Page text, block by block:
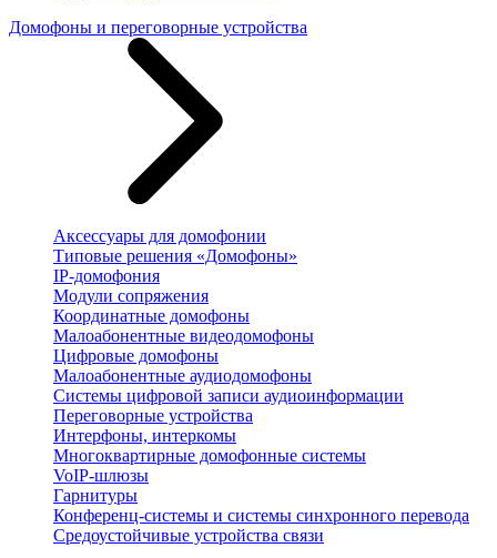
Домофоны и переговорные устройства
Аксессуары для домофонии
Типовые решения «Домофоны»
IP-домофония
Модули сопряжения
Координатные домофоны
Малоабонентные видеодомофоны
Цифровые домофоны
Малоабонентные аудиодомофоны
Системы цифровой записи аудиоинформации
Переговорные устройства
Интерфоны, интеркомы
Многоквартирные домофонные системы
VoIP-шлюзы
Гарнитуры
Конференц-системы и системы синхронного перевода
Средоустойчивые устройства связи